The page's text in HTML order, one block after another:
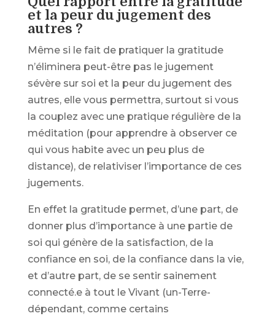
et la peur du jugement des
autres ?
Même si le fait de pratiquer la gratitude
n’éliminera peut-être pas le jugement
sévère sur soi et la peur du jugement des
autres, elle vous permettra, surtout si vous
la couplez avec une pratique régulière de la
méditation (pour apprendre à observer ce
qui vous habite avec un peu plus de
distance), de relativiser l’importance de ces
jugements.
En effet la gratitude permet, d’une part, de
donner plus d’importance à une partie de
soi qui génère de la satisfaction, de la
confiance en soi, de la confiance dans la vie,
et d’autre part, de se sentir sainement
connecté.e à tout le Vivant (un-Terre-
dépendant, comme certains